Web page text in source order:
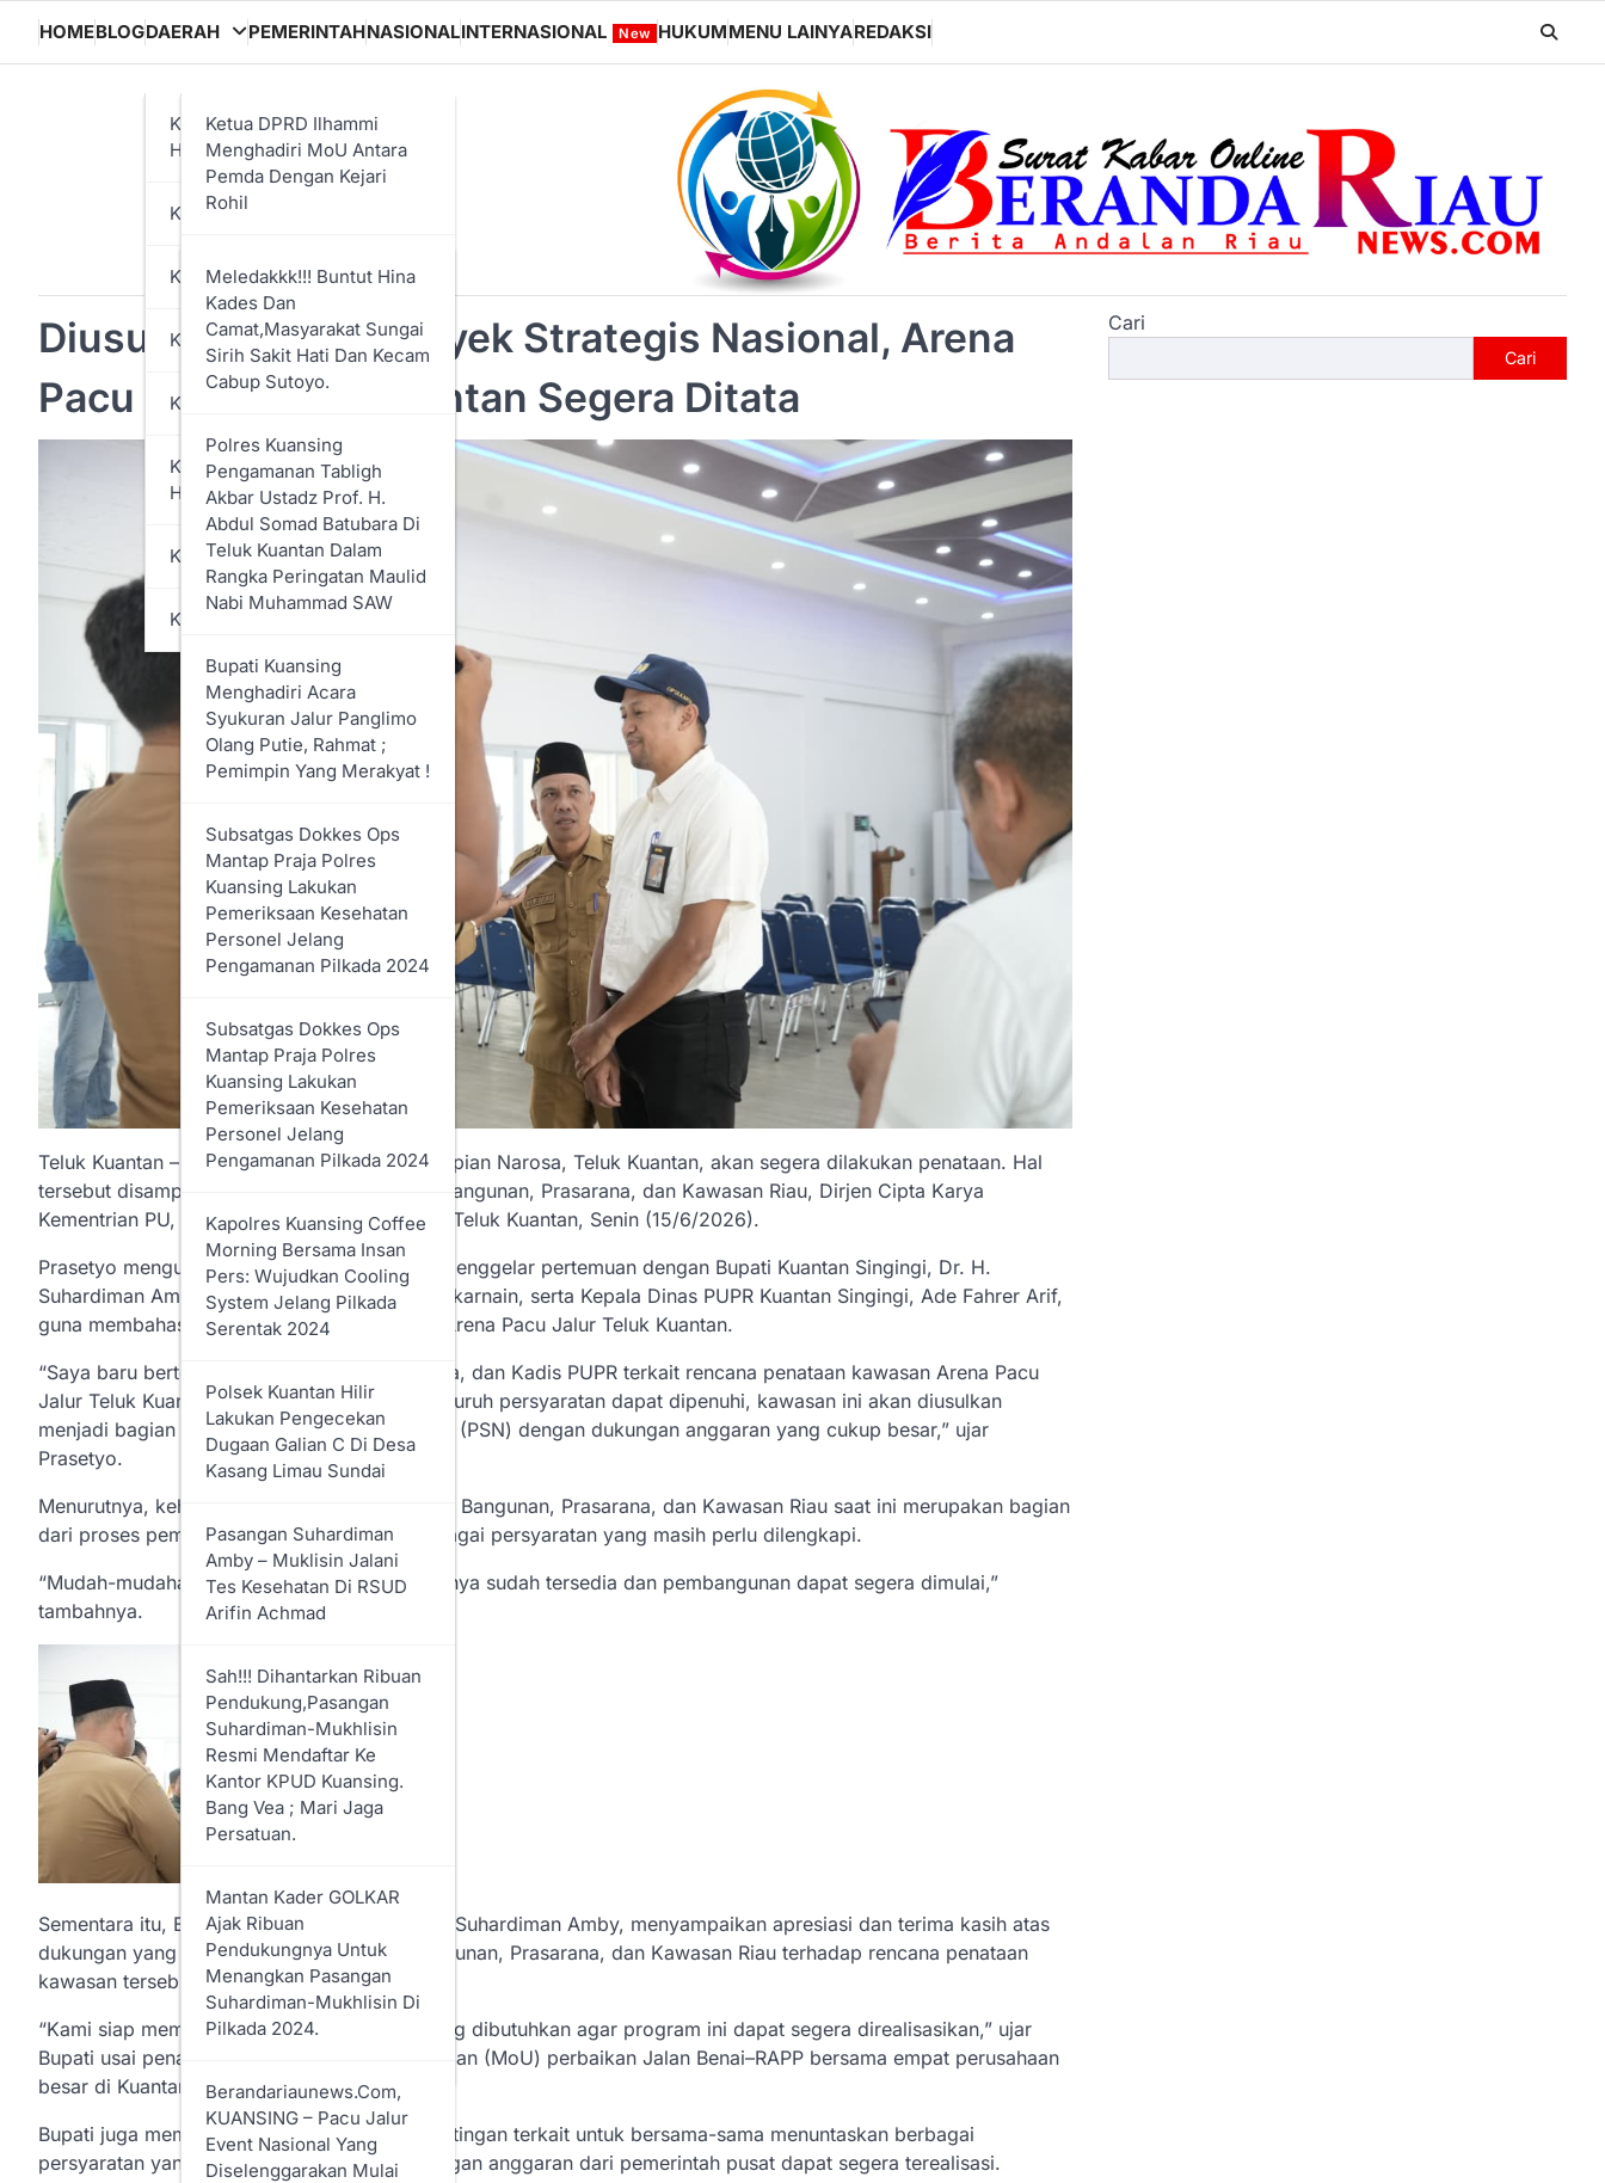
HOMEBLOGDAERAH
KABUPATEN ROKAN
HILIR
Ketua DPRD Ilhammi
Menghadiri MoU Antara
Pemda Dengan Kejari
Rohil
Perkuat Sinergi Cegah
Penyelewengan Anggaran
Tahun 2025, Pemkab Rohil
Dan Kejaksaan Tanda
Tangani MoU
Rapat Paripurna DPRD
Rohil Penyampaian LKPJ
Bupati Tahun 2024
Bupati Rohil Bistamam
Buka Secara Resmi
Kegiatan Pasar Murah PT.
Rapat Paripurna DPRD
Rohil Penyampaian LKPJ
Bupati Tahun 2024
Tidak Dianggarkan,
Perusahaan Media, Kabiro
& Wartawan Di Rohil
Layangkan Surat
Permintaa Hearing
Dengan DPRD
Dihadiri Bupati, DPRD
Sahkan RAPBD Rohil
Anggaran Tahun 2025
Sebesar Rp 2,6 Triliun
Tahun 2025 Pemkab Rohil
Miliar
Lapas Kelas IIA
Bagansiapiapi Rutin
Melaksanakan Program
Bupati Rohil Hadiri Dan
Buka Seminar HUT Ke-73
IBI Tahun 2024
Bupati Rohil Letakan Batu
Pertama Pembangunan
Rumah Suluk
Kepenghuluan Sapta
Bupati Rohil Sampaikan
Rancangan Perubahan
KUA Dan PPAS Tahun
Anggaran 2024
Pabrik Menjadi Indah
Diskominfotiks Rohil
Resmi Luncurkan Logo
HUT Ke-25 Kabupaten
KABUPATEN KAMPAR
KUANTAN SINGINGI
Meledakkk!!! Buntut Hina
Kades Dan
Camat,Masyarakat Sungai
Sirih Sakit Hati Dan Kecam
Cabup Sutoyo.
Polres Kuansing
Pengamanan Tabligh
Akbar Ustadz Prof. H.
Abdul Somad Batubara Di
Teluk Kuantan Dalam
Rangka Peringatan Maulid
Nabi Muhammad SAW
Bupati Kuansing
Menghadiri Acara
Syukuran Jalur Panglimo
Olang Putie, Rahmat ;
Pemimpin Yang Merakyat !
Subsatgas Dokkes Ops
Mantap Praja Polres
Kuansing Lakukan
Pemeriksaan Kesehatan
Personel Jelang
Pengamanan Pilkada 2024
Subsatgas Dokkes Ops
Mantap Praja Polres
Kuansing Lakukan
Pemeriksaan Kesehatan
Personel Jelang
Pengamanan Pilkada 2024
Kapolres Kuansing Coffee
Morning Bersama Insan
Pers: Wujudkan Cooling
System Jelang Pilkada
Serentak 2024
Polsek Kuantan Hilir
Lakukan Pengecekan
Dugaan Galian C Di Desa
Kasang Limau Sundai
Pasangan Suhardiman
Amby – Muklisin Jalani
Tes Kesehatan Di RSUD
Arifin Achmad
Sah!!! Dihantarkan Ribuan
Pendukung,Pasangan
Suhardiman-Mukhlisin
Resmi Mendaftar Ke
Kantor KPUD Kuansing.
Bang Vea ; Mari Jaga
Persatuan.
Mantan Kader GOLKAR
Ajak Ribuan
Pendukungnya Untuk
Menangkan Pasangan
Suhardiman-Mukhlisin Di
Pilkada 2024.
Berandariaunews.com,
KUANSING – Pacu Jalur
Event Nasional Yang
Diselenggarakan Mulai
KABUPATEN BENGKALIS
KOTA DUMAI
KABUPATEN INDRAGIRI
HULU
KABUPATEN SIAK
KOTA PEKANBARU
PEMERINTAHNASIONALINTERNASIONAL New HUKUMMENU LAINYAREDAKSI
Diusulkan Masuk Proyek Strategis Nasional, Arena
Pacu Jalur Teluk Kuantan Segera Ditata
Teluk Kuantan – Kawasan Arena Pacu Jalur Tepian Narosa, Teluk Kuantan, akan segera dilakukan penataan. Hal
tersebut disampaikan Kepala Balai Penataan Bangunan, Prasarana, dan Kawasan Riau, Dirjen Cipta Karya
Kementrian PU, Ir. Prasetyo Budi Luhur, ST, di Teluk Kuantan, Senin (15/6/2026).
Prasetyo mengungkapkan, dirinya baru saja menggelar pertemuan dengan Bupati Kuantan Singingi, Dr. H.
Suhardiman Amby, MM, Sekretaris Daerah Zulkarnain, serta Kepala Dinas PUPR Kuantan Singingi, Ade Fahrer Arif,
guna membahas rencana penataan kawasan Arena Pacu Jalur Teluk Kuantan.
“Saya baru bertemu dengan Pak Bupati, Sekda, dan Kadis PUPR terkait rencana penataan kawasan Arena Pacu
Jalur Teluk Kuantan. Alhamdulillah, apabila seluruh persyaratan dapat dipenuhi, kawasan ini akan diusulkan
menjadi bagian dari Proyek Strategis Nasional (PSN) dengan dukungan anggaran yang cukup besar,” ujar
Prasetyo.
Menurutnya, kehadiran tim dari Balai Penataan Bangunan, Prasarana, dan Kawasan Riau saat ini merupakan bagian
dari proses pemantapan dan identifikasi berbagai persyaratan yang masih perlu dilengkapi.
“Mudah-mudahan pada tahun 2027 anggarannya sudah tersedia dan pembangunan dapat segera dimulai,”
tambahnya.
Sementara itu, Bupati Kuantan Singingi, Dr. H. Suhardiman Amby, menyampaikan apresiasi dan terima kasih atas
dukungan yang diberikan Balai Penataan Bangunan, Prasarana, dan Kawasan Riau terhadap rencana penataan
kawasan tersebut.
“Kami siap memenuhi seluruh persyaratan yang dibutuhkan agar program ini dapat segera direalisasikan,” ujar
Bupati usai penandatanganan nota kesepahaman (MoU) perbaikan Jalan Benai–RAPP bersama empat perusahaan
besar di Kuantan Singingi, Senin siang.
Bupati juga meminta seluruh pemangku kepentingan terkait untuk bersama-sama menuntaskan berbagai
persyaratan yang diperlukan, sehingga dukungan anggaran dari pemerintah pusat dapat segera terealisasi.
Cari
Cari